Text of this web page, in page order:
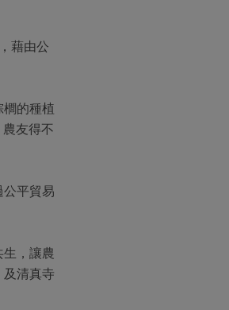
藉由公
的種植
友得不
平貿易
，讓農
清真寺